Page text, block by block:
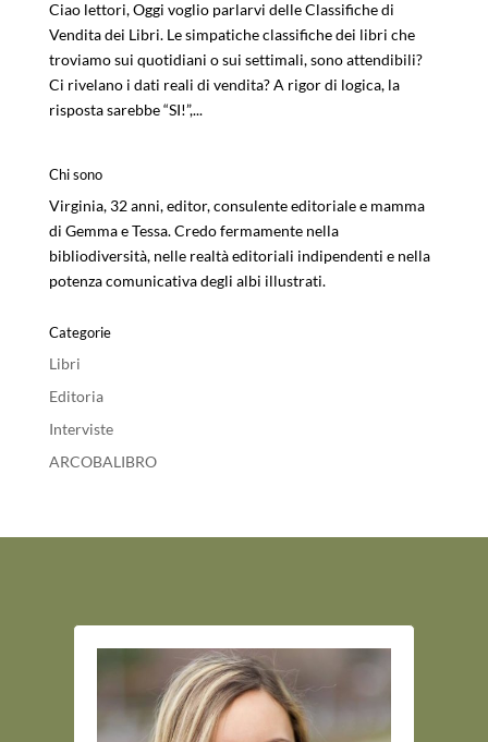
Ciao lettori, Oggi voglio parlarvi delle Classifiche di
Vendita dei Libri. Le simpatiche classifiche dei libri che
troviamo sui quotidiani o sui settimali, sono attendibili?
Ci rivelano i dati reali di vendita? A rigor di logica, la
risposta sarebbe “SI!”,...
Chi sono
Virginia, 32 anni, editor, consulente editoriale e mamma
di Gemma e Tessa. Credo fermamente nella
bibliodiversità, nelle realtà editoriali indipendenti e nella
potenza comunicativa degli albi illustrati.
Categorie
Libri
Editoria
Interviste
ARCOBALIBRO